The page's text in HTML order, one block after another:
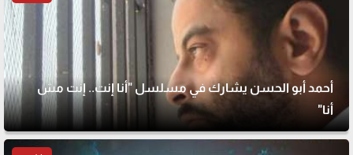
أحمد أبو الحسن يشارك في مسلسل "أنا إنت.. إنت مش
أنا"